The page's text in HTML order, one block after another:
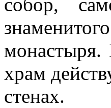
собор,
монастыря.
храм
стенах.